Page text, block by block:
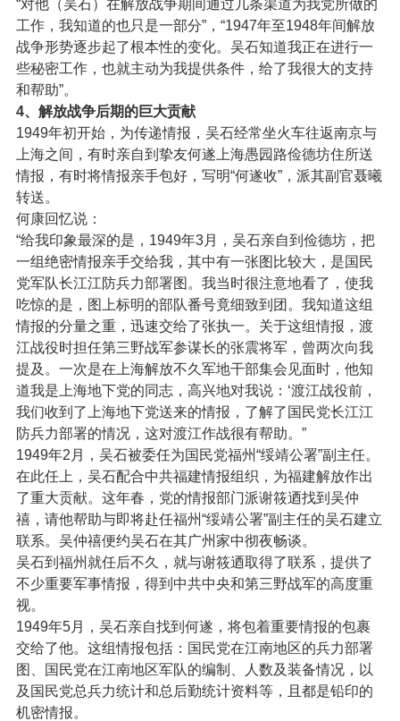
“对他（吴石）在解放战争期间通过几条渠道为我党所做的
工作，我知道的也只是一部分”，“1947年至1948年间解放
战争形势逐步起了根本性的变化。吴石知道我正在进行一
些秘密工作，也就主动为我提供条件，给了我很大的支持
和帮助”。
4、解放战争后期的巨大贡献
1949年初开始，为传递情报，吴石经常坐火车往返南京与
上海之间，有时亲自到挚友何遂上海愚园路俭德坊住所送
情报，有时将情报亲手包好，写明“何遂收”，派其副官聂曦
转送。
何康回忆说：
“给我印象最深的是，1949年3月，吴石亲自到俭德坊，把
一组绝密情报亲手交给我，其中有一张图比较大，是国民
党军队长江江防兵力部署图。我当时很注意地看了，使我
吃惊的是，图上标明的部队番号竟细致到团。我知道这组
情报的分量之重，迅速交给了张执一。关于这组情报，渡
江战役时担任第三野战军参谋长的张震将军，曾两次向我
提及。一次是在上海解放不久军地干部集会见面时，他知
道我是上海地下党的同志，高兴地对我说：‘渡江战役前，
我们收到了上海地下党送来的情报，了解了国民党长江江
防兵力部署的情况，这对渡江作战很有帮助。”
1949年2月，吴石被委任为国民党福州“绥靖公署”副主任。
在此任上，吴石配合中共福建情报组织，为福建解放作出
了重大贡献。这年春，党的情报部门派谢筱迺找到吴仲
禧，请他帮助与即将赴任福州“绥靖公署”副主任的吴石建立
联系。吴仲禧便约吴石在其广州家中彻夜畅谈。
吴石到福州就任后不久，就与谢筱迺取得了联系，提供了
不少重要军事情报，得到中共中央和第三野战军的高度重
视。
1949年5月，吴石亲自找到何遂，将包着重要情报的包裹
交给了他。这组情报包括：国民党在江南地区的兵力部署
图、国民党在江南地区军队的编制、人数及装备情况，以
及国民党总兵力统计和总后勤统计资料等，且都是铅印的
机密情报。